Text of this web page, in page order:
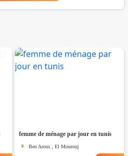
femme de ménage par jour en tunis
Ben Arous , El Mourouj